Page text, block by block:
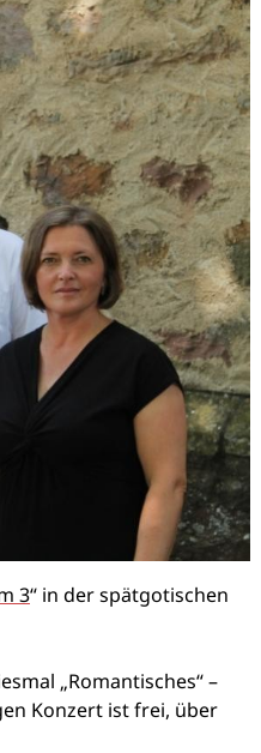
3“ in der spätgotischen
„Romantisches“ –
Konzert ist frei, über